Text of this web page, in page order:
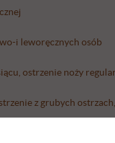
i leworęcznych osób
ostrzenie noży
z grubych